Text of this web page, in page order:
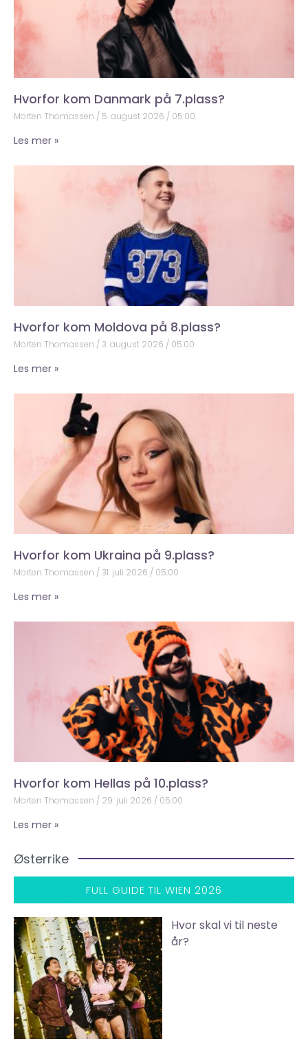
Hvorfor kom Danmark på 7.plass?
Morten Thomassen 5. august 2026 05:00
Les mer »
Hvorfor kom Moldova på 8.plass?
Morten Thomassen 3. august 2026 05:00
Les mer »
Hvorfor kom Ukraina på 9.plass?
Morten Thomassen 31. juli 2026 05:00
Les mer »
Hvorfor kom Hellas på 10.plass?
Morten Thomassen 29. juli 2026 05:00
Les mer »
Østerrike
FULL GUIDE TIL WIEN 2026
Hvor skal vi til neste
år?